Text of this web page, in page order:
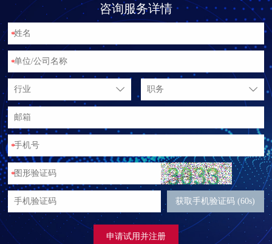
咨询服务详情
*
*
行业 职务
*
*
获取手机验证码 (60s)
申请试用并注册